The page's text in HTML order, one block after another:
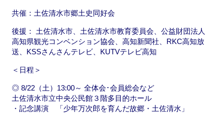
共催：土佐清水市郷土史同好会
後援： 土佐清水市、土佐清水市教育委員会、公益財団法人
高知県観光コンベンション協会、高知新聞社、RKC高知放
送、KSSさんさんテレビ、KUTVテレビ高知
＜日程＞
◎ 8/22（土）13:00～ 全体会･会員総会など
土佐清水市立中央公民館３階多目的ホール
・記念講演 「少年万次郎を育んだ故郷・土佐清水」